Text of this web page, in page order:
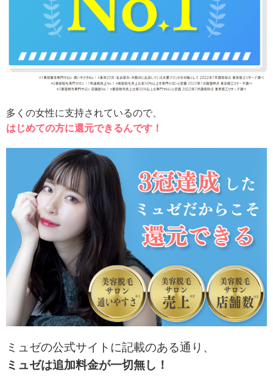
多くの女性に支持されているので、
はじめての方に還元できるんです！
ミュゼの公式サイトに記載のある通り、
ミュゼは追加料金が一切無し！